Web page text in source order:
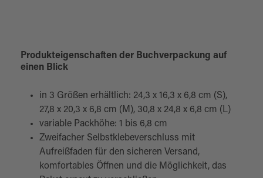
Produkteigenschaften der Buchverpackung auf
einen Blick
in 3 Größen erhältlich: 24,3 x 16,3 x 6,8 cm (S),
27,8 x 20,3 x 6,8 cm (M), 30,8 x 24,8 x 6,8 cm (L)
variable Packhöhe: 1 bis 6,8 cm
Zweifacher Selbstklebeverschluss mit
Aufreißfaden für den sicheren Versand,
komfortables Öffnen und die Möglichkeit, das